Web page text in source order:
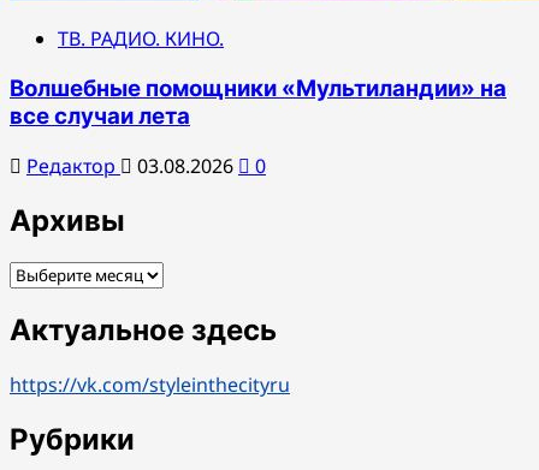
ТВ. РАДИО. КИНО.
Волшебные помощники «Мультиландии» на
все случаи лета
Редактор 03.08.2026 0
Архивы
Архивы
Актуальное здесь
https://vk.com/styleinthecityru
Рубрики